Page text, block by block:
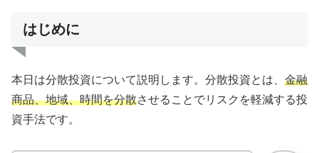
はじめに
本日は分散投資について説明します。分散投資とは、 金融
商品、地域、時間を分散させることでリスクを軽減する投
資手法です。